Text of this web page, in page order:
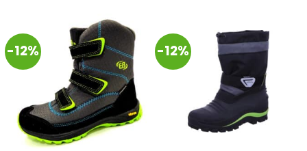
-12% -12%